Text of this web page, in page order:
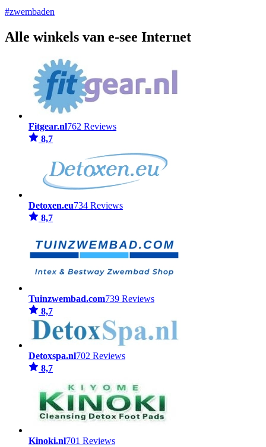
#zwembaden
Alle winkels van e-see Internet
Fitgear.nl762 Reviews
8,7
Detoxen.eu734 Reviews
8,7
Tuinzwembad.com739 Reviews
8,7
Detoxspa.nl702 Reviews
8,7
Kinoki.nl701 Reviews